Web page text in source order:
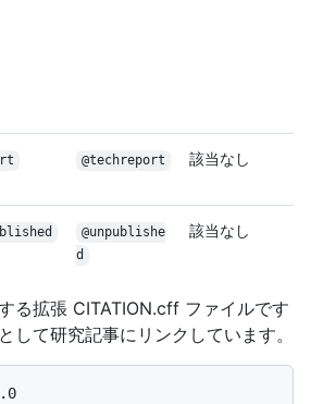
@techreport 該当なし
@unpublishe
d
該当なし
る拡張 CITATION.cff ファイルです
して研究記事にリンクしています。